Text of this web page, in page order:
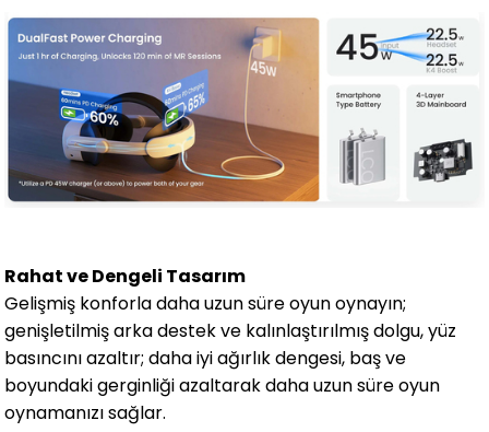
Rahat ve Dengeli Tasarım
Gelişmiş konforla daha uzun süre oyun oynayın;
genişletilmiş arka destek ve kalınlaştırılmış dolgu, yüz
basıncını azaltır; daha iyi ağırlık dengesi, baş ve
boyundaki gerginliği azaltarak daha uzun süre oyun
oynamanızı sağlar.